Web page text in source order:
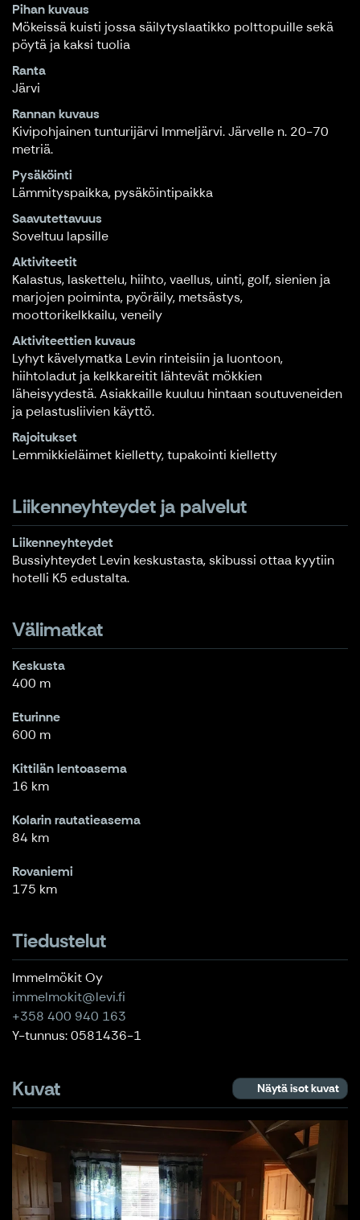
Pihan kuvaus
Mökeissä kuisti jossa säilytyslaatikko polttopuille sekä
pöytä ja kaksi tuolia
Ranta
Järvi
Rannan kuvaus
Kivipohjainen tunturijärvi Immeljärvi. Järvelle n. 20-70
metriä.
Pysäköinti
Lämmityspaikka, pysäköintipaikka
Saavutettavuus
Soveltuu lapsille
Aktiviteetit
Kalastus, laskettelu, hiihto, vaellus, uinti, golf, sienien ja
marjojen poiminta, pyöräily, metsästys,
moottorikelkkailu, veneily
Aktiviteettien kuvaus
Lyhyt kävelymatka Levin rinteisiin ja luontoon,
hiihtoladut ja kelkkareitit lähtevät mökkien
läheisyydestä. Asiakkaille kuuluu hintaan soutuveneiden
ja pelastusliivien käyttö.
Rajoitukset
Lemmikkieläimet kielletty, tupakointi kielletty
Liikenneyhteydet ja palvelut
Liikenneyhteydet
Bussiyhteydet Levin keskustasta, skibussi ottaa kyytiin
hotelli K5 edustalta.
Välimatkat
Keskusta
400 m
Eturinne
600 m
Kittilän lentoasema
16 km
Kolarin rautatieasema
84 km
Rovaniemi
175 km
Tiedustelut
Immelmökit Oy
immelmokit@levi.fi
+358 400 940 163
Y-tunnus: 0581436-1
Kuvat Näytä isot kuvat